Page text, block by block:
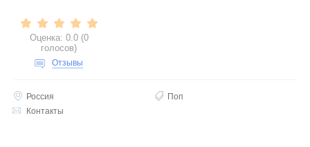
Оценка: 0.0 (0
голосов)
Отзывы
Россия
Поп
Контакты